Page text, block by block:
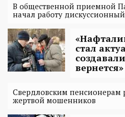
В общественной приемной
начал работу
стал
вернется»
Свердловским пенсионерам
жертвой мошенников